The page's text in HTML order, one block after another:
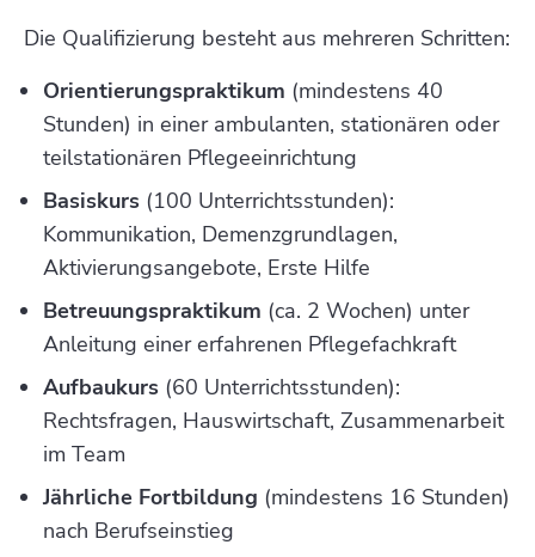
Die Qualifizierung besteht aus mehreren Schritten:
Orientierungspraktikum (mindestens 40
Stunden) in einer ambulanten, stationären oder
teilstationären Pflegeeinrichtung
Basiskurs (100 Unterrichtsstunden):
Kommunikation, Demenzgrundlagen,
Aktivierungsangebote, Erste Hilfe
Betreuungspraktikum (ca. 2 Wochen) unter
Anleitung einer erfahrenen Pflegefachkraft
Aufbaukurs (60 Unterrichtsstunden):
Rechtsfragen, Hauswirtschaft, Zusammenarbeit
im Team
Jährliche Fortbildung (mindestens 16 Stunden)
nach Berufseinstieg